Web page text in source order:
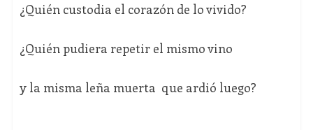
¿Quién custodia el corazón de lo vivido?
¿Quién pudiera repetir el mismo vino
y la misma leña muerta que ardió luego?